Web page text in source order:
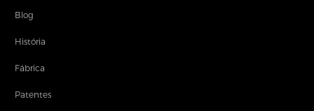
Blog
História
Fábrica
Patentes